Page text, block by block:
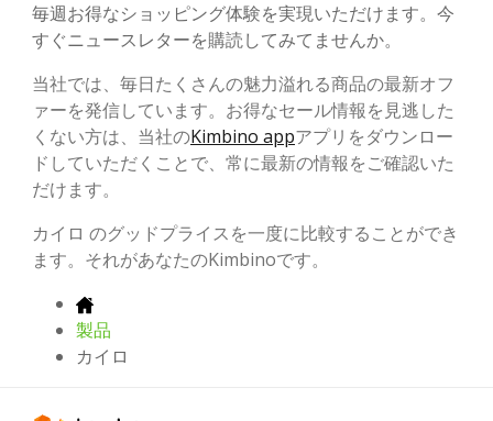
毎週お得なショッピング体験を実現いただけます。今
すぐニュースレターを購読してみてませんか。
当社では、毎日たくさんの魅力溢れる商品の最新オフ
ァーを発信しています。お得なセール情報を見逃した
くない方は、当社のKimbino appアプリをダウンロー
ドしていただくことで、常に最新の情報をご確認いた
だけます。
カイロ のグッドプライスを一度に比較することができ
ます。それがあなたのKimbinoです。
製品
カイロ